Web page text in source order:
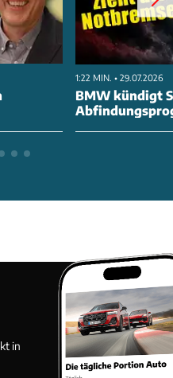
1:22 MIN. • 29.07.2026
BMW kündigt
in